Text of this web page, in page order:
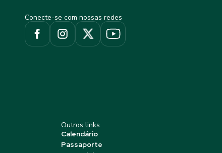
Conecte-se com nossas redes
Outros links
Calendário
Passaporte